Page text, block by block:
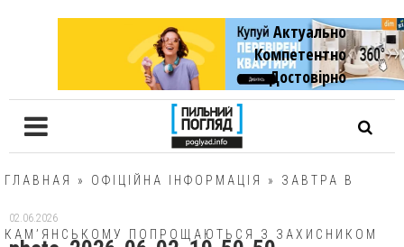
Актуально
Компетентно
Достовiрно
ГЛАВНАЯ » ОФІЦІЙНА ІНФОРМАЦІЯ » ЗАВТРА В
КАМ’ЯНСЬКОМУ ПОПРОЩАЮТЬСЯ З ЗАХИСНИКОМ
02.06.2026